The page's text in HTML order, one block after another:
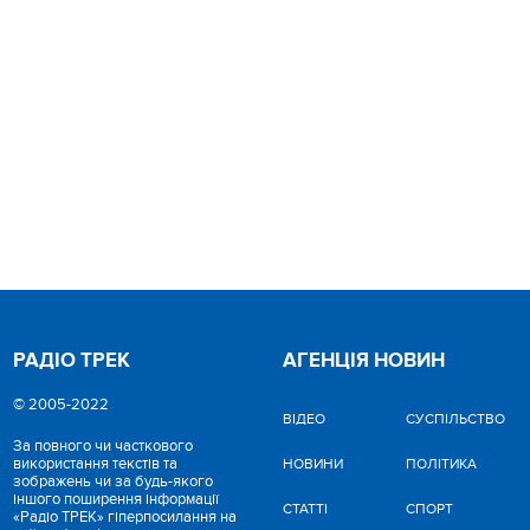
РАДІО ТРЕК
© 2005-2022
За повного чи часткового
використання текстів та
зображень чи за будь-якого
іншого поширення інформації
«Радіо ТРЕК» гіперпосилання на
АГЕНЦІЯ НОВИН
ВІДЕО
НОВИНИ
СТАТТІ
CУСПІЛЬСТВО
ПОЛІТИКА
СПОРТ